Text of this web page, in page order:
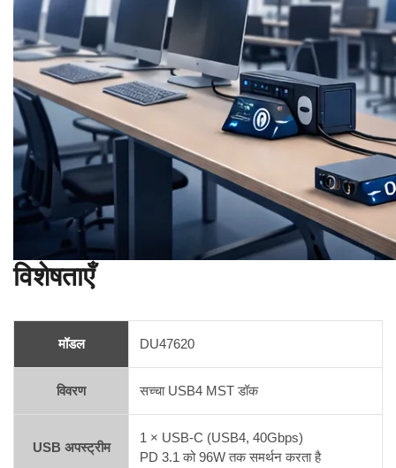
विशेषताएँ
मॉडल DU47620
विवरण सच्चा USB4 MST डॉक
USB अपस्ट्रीम
1 × USB-C (USB4, 40Gbps)
PD 3.1 को 96W तक समर्थन करता है